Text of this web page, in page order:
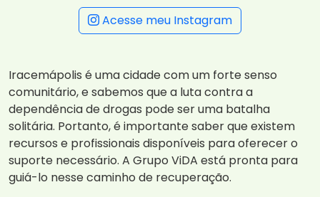
Acesse meu Instagram
Iracemápolis é uma cidade com um forte senso
comunitário, e sabemos que a luta contra a
dependência de drogas pode ser uma batalha
solitária. Portanto, é importante saber que existem
recursos e profissionais disponíveis para oferecer o
suporte necessário. A Grupo ViDA está pronta para
guiá-lo nesse caminho de recuperação.